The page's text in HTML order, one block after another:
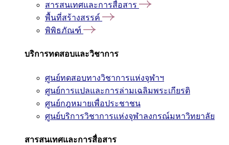
สารสนเทศและการสื่อสาร
พื้นที่สร้างสรรค์
พิพิธภัณฑ์
บริการทดสอบและวิชาการ
ศูนย์ทดสอบทางวิชาการแห่งจุฬาฯ
ศูนย์การแปลและการล่ามเฉลิมพระเกียรติ
ศูนย์กฎหมายเพื่อประชาชน
ศูนย์บริการวิชาการแห่งจุฬาลงกรณ์มหาวิทยาลัย
สารสนเทศและการสื่อสาร